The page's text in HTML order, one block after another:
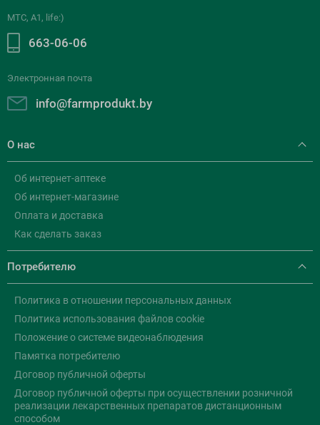
МТС, A1, life:)
663-06-06
Электронная почта
info@farmprodukt.by
О нас
Об интернет-аптеке
Об интернет-магазине
Оплата и доставка
Как сделать заказ
Потребителю
Политика в отношении персональных данных
Политика использования файлов cookie
Положение о системе видеонаблюдения
Памятка потребителю
Договор публичной оферты
Договор публичной оферты при осуществлении розничной
реализации лекарственных препаратов дистанционным
способом